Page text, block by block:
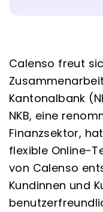
Calenso freut
Kantonalbank
NKB, eine
Finanzsektor,
flexible Online-
von Calenso
Kundinnen und